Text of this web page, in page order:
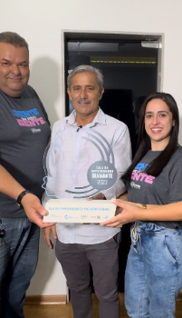
sistema de
em todo o
o sistema é integrado
possível a
cruzamento de
com dados de uma
100 câmeras foram
Presidente Kennedy,
à população, seja nas
agropecuários.
a todos os servidores
da nossa cidade”,